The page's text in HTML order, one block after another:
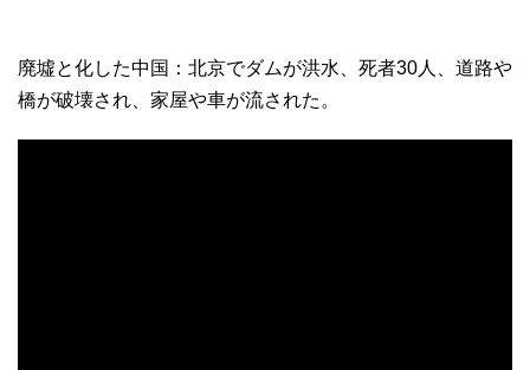
廃墟と化した中国：北京でダムが洪水、死者30人、道路や
橋が破壊され、家屋や車が流された。